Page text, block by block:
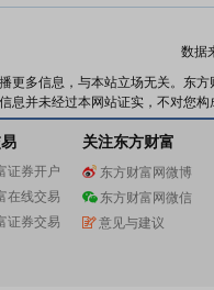
机构调研：2026年05月28日披
调研
公告：2026年05月28日发布《
公司关于2025年度业绩说明会
网上集体接待日活动召开情况的
数据
更多信息，与本站立场无关。东
息并未经过本网站证实，不对您
证券开户
在线交易
证券交易
关注东方财富
东方财富网微博
东方财富网微信
意见与建议